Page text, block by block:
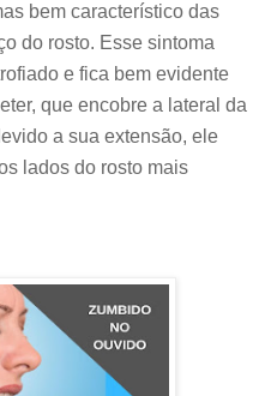
bem característico das
do rosto. Esse sintoma
e fica bem evidente
que encobre a lateral da
a sua extensão, ele
lados do rosto mais